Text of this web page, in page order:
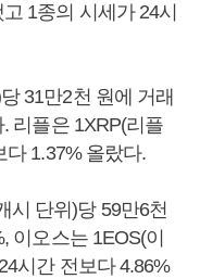
1종의 시세가 24시
31만2천 원에 거래
리플은 1XRP(리플
다 1.37% 올랐다.
시 단위)당 59만6천
이오스는 1EOS(이
시간 전보다 4.86%